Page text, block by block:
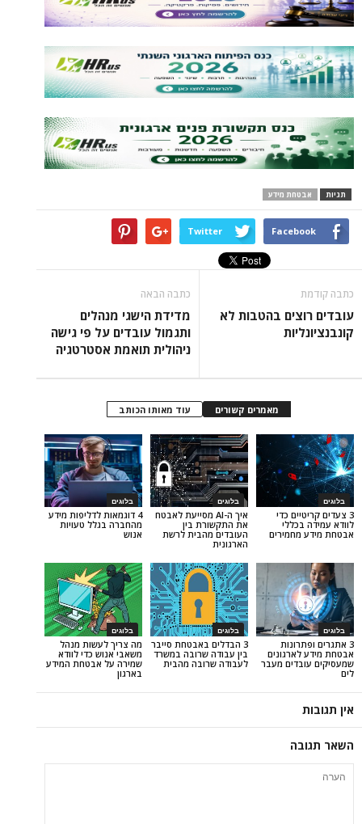
מידע
Twitter
בהטבות לא
מדידת הישגי מנהלים
ותגמול עובדים על פי גישה
ניהולית תואמת אסטרטגיה
עוד מאותו הכותב
בלוגים
4 דוגמאות לדליפות מידע
מהחברה בגלל טעויות
אנוש
בלוגים
איך ה-AI מסייעת לאבטח
את התקשורת בין
העובדים מהבית לרשת
כדי
בלוגים
מה צריך לעשות מנהל
משאבי אנוש כדי לוודא
שמירה על אבטחת המידע
בלוגים
3 הבדלים באבטחת סייבר
בין עבודה שרובה במשרד
לעבודה שרובה מהבית
מעבר